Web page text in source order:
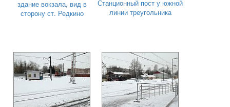
здание вокзала, вид в
сторону ст. Редкино
Станционный пост у южной
линии треугольника